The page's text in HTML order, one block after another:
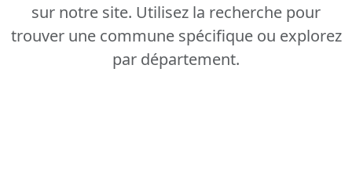
sur notre site. Utilisez la recherche pour
trouver une commune spécifique ou explorez
par département.